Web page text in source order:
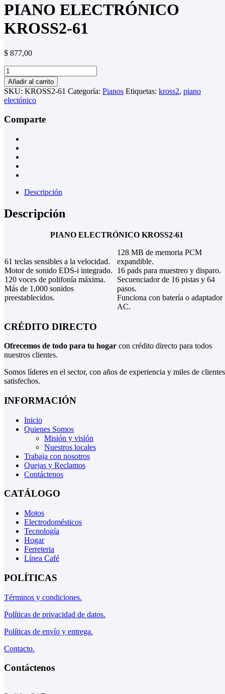
PIANO ELECTRÓNICO
KROSS2-61
$ 877,00
PIANO
ELECTRÓNICO
KROSS2-
61
cantidad
Añadir al carrito
SKU: KROSS2-61 Categoría: Pianos Etiquetas: kross2, piano
electónico
Comparte
Descripción
Descripción
PIANO ELECTRÓNICO KROSS2-61
61 teclas sensibles a la velocidad.
Motor de sonido EDS-i integrado.
120 voces de polifonía máxima.
Más de 1,000 sonidos
preestablecidos.
128 MB de memoria PCM
expandible.
16 pads para muestreo y disparo.
Secuenciador de 16 pistas y 64
pasos.
Funciona con batería o adaptador
AC.
CRÉDITO DIRECTO
Ofrecemos de todo para tu hogar con crédito directo para todos
nuestros clientes.
Somos líderes en el sector, con años de experiencia y miles de clientes
satisfechos.
INFORMACIÓN
Inicio
Quienes Somos
Misión y visión
Nuestros locales
Trabaja con nosotros
Quejas y Reclamos
Contáctenos
CATÁLOGO
Motos
Electrodomésticos
Tecnología
Hogar
Ferreteria
Línea Café
POLÍTICAS
Términos y condiciones.
Políticas de privacidad de datos.
Políticas de envío y entrega.
Contacto.
Contáctenos